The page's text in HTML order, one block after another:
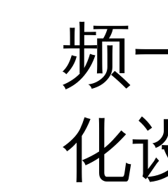
频
化